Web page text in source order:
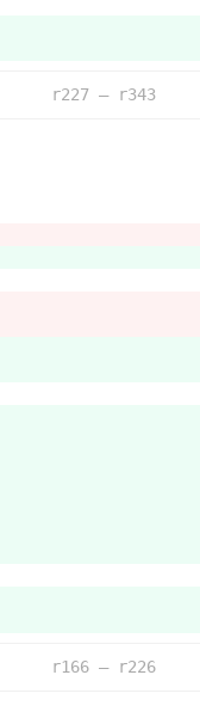
r227 – r343
r166 – r226